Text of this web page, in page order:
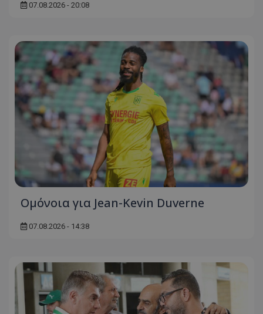
07.08.2026 - 20:08
Ομόνοια για Jean-Kevin Duverne
07.08.2026 - 14:38